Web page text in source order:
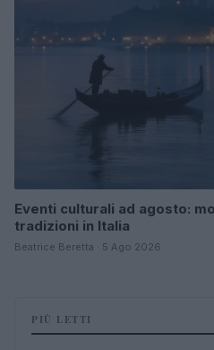
Eventi culturali ad agosto:
tradizioni in Italia
Beatrice Beretta · 5 Ago 2026
PIÙ LETTI